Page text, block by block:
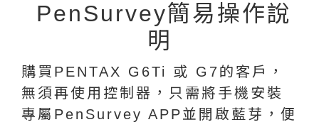
PenSurvey簡易操作說
明
購買PENTAX G6Ti 或 G7的客戶，
無須再使用控制器，只需將手機安裝
專屬PenSurvey APP並開啟藍芽，便